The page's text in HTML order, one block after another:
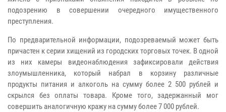
подозрению в совершении очередного имущественного
преступления.
По предварительной информации, подозреваемый может быть
причастен к серии хищений из городских торговых точек. В одной
из них камеры видеонаблюдения зафиксировали действия
злоумышленника, который набрал в корзину различные
продукты питания и алкоголь на сумму более 2 500 рублей и
скрылся без оплаты товара. Кроме того, задержанный мог
совершить аналогичную кражу на сумму более 7 000 рублей.